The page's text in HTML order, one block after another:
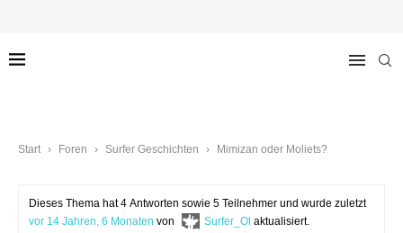
Start › Foren › Surfer Geschichten › Mimizan oder Moliets?
Dieses Thema hat 4 Antworten sowie 5 Teilnehmer und wurde zuletzt
vor 14 Jahren, 6 Monaten von Surfer_Ol aktualisiert.